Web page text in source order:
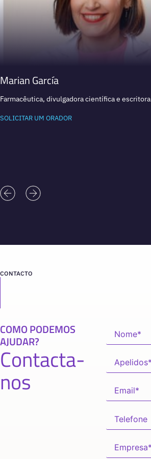
Marian García
Farmacêutica, divulgadora científica e escritora
SOLICITAR UM ORADOR
CONTACTO
COMO PODEMOS
AJUDAR?
Contacta-
nos